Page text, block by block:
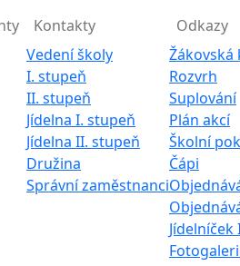
Kontakty
Vedení školy
I. stupeň
II. stupeň
Jídelna I. stupeň
Jídelna II. stupeň
Družina
Správní zaměstnanci
Odkazy
Žákovská
Rozvrh
Suplování
Plán akcí
Školní
Čápi